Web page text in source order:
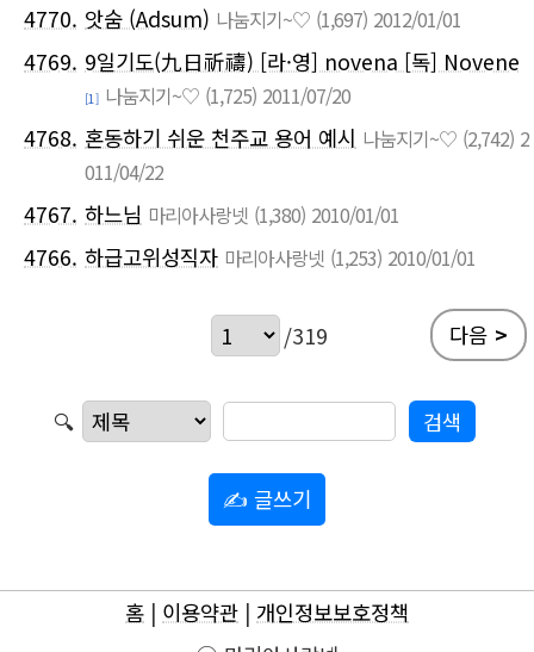
4770. 앗숨 (Adsum) 나눔지기~♡ (1,697) 2012/01/01
4769. 9일기도(九日祈禱) [라·영] novena [독] Novene
[1] 나눔지기~♡ (1,725) 2011/07/20
4768. 혼동하기 쉬운 천주교 용어 예시 나눔지기~♡ (2,742) 2
011/04/22
4767. 하느님 마리아사랑넷 (1,380) 2010/01/01
4766. 하급고위성직자 마리아사랑넷 (1,253) 2010/01/01
/319 다음 >
🔍
✍ 글쓰기
홈 | 이용약관 | 개인정보보호정책